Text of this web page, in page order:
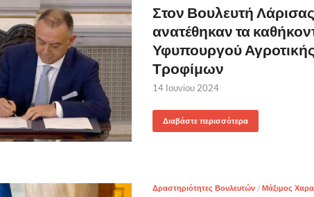
Στον Βουλευτή
ανατέθηκαν τα
Υφυπουργού
Τροφίμων
14 Ιουνίου 2024
Διαβάστε περισσότερα
Δραστηριότητες Βουλευτών / Μάξιμος